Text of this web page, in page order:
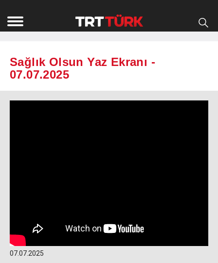
Sağlık Olsun Yaz Ekranı -
07.07.2025
07.07.2025